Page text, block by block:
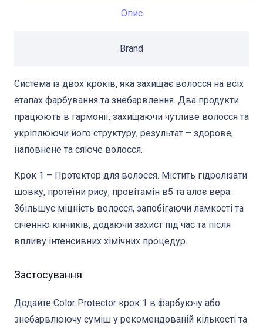
Опис
Brand
Система із двох кроків, яка захищає волосся на всіх
етапах фарбування та знебарвлення. Два продукти
працюють в гармонії, захищаючи чутливе волосся та
укріплюючи його структуру, результат – здорове,
наповнене та сяюче волосся.
Крок 1 – Протектор для волосся. Містить гідролізати
шовку, протеїни рису, провітамін в5 та алоє вера.
Збільшує міцність волосся, запобігаючи ламкості та
січенню кінчиків, додаючи захист під час та після
впливу інтенсивних хімічних процедур.
Застосування
Додайте Color Protector крок 1 в фарбуючу або
знебарвлюючу суміш у рекомендованій кількості та